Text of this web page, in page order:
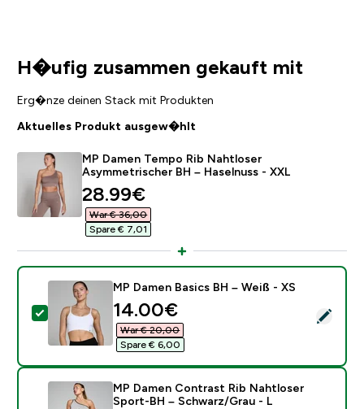
H�ufig zusammen gekauft mit
Erg�nze deinen Stack mit Produkten
Aktuelles Produkt ausgew�hlt
MP Damen Tempo Rib Nahtloser
Asymmetrischer BH – Haselnuss - XXL
discounted price
28.99€‎
War € 36,00‎
Spare € 7,01‎
Dieses Produkt ausw�hlen - MP Damen Basics BH –
MP Damen Basics BH – Weiß - XS
discounted price
14.00€‎
War € 20,00‎
Spare € 6,00‎
MP Damen Contrast Rib Nahtloser
Sport-BH – Schwarz/Grau - L